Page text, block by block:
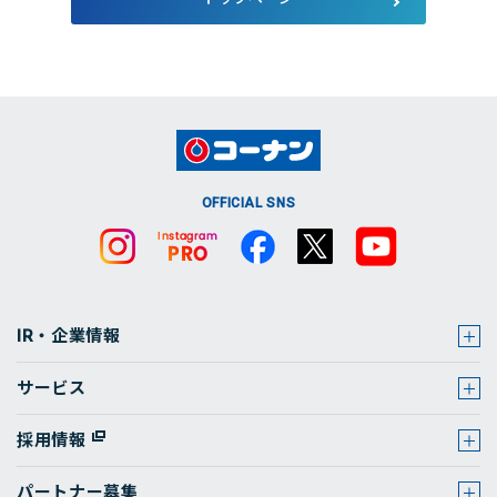
OFFICIAL SNS
IR・企業情報
サービス
採用情報
パートナー募集